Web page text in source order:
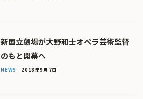
新国立劇場が大野和士オペラ芸術監督
のもと開幕へ
NEWS 2018年9月7日